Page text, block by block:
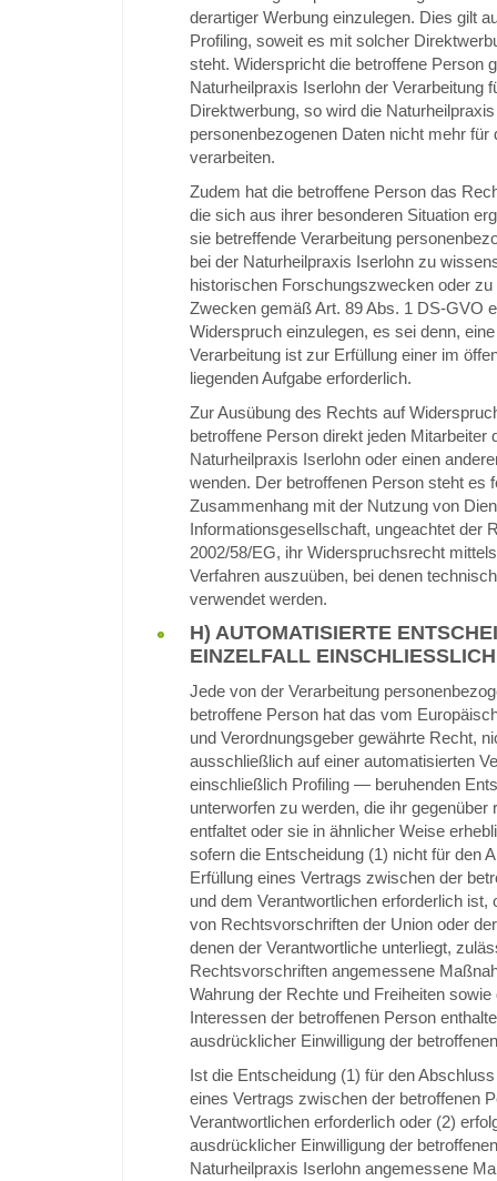
derartiger Werbung einzulegen. Dies gilt
Profiling, soweit es mit solcher
steht. Widerspricht die betroffene Person
Naturheilpraxis Iserlohn der Verarbeitung
Direktwerbung, so wird die
personenbezogenen Daten nicht mehr für
verarbeiten.
Zudem hat die betroffene Person das
die sich aus ihrer besonderen Situation
sie betreffende Verarbeitung
bei der Naturheilpraxis Iserlohn zu
historischen Forschungszwecken oder
Zwecken gemäß Art. 89 Abs. 1 DS-GVO
Widerspruch einzulegen, es sei denn,
Verarbeitung ist zur Erfüllung einer im
liegenden Aufgabe erforderlich.
Zur Ausübung des Rechts auf
betroffene Person direkt jeden Mitarbeiter
Naturheilpraxis Iserlohn oder einen
wenden. Der betroffenen Person steht es
Zusammenhang mit der Nutzung von
Informationsgesellschaft, ungeachtet der
2002/58/EG, ihr Widerspruchsrecht
Verfahren auszuüben, bei denen
verwendet werden.
H) AUTOMATISIERTE
EINZELFALL EINSCHLIESSLICH
Jede von der Verarbeitung
betroffene Person hat das vom
und Verordnungsgeber gewährte Recht,
ausschließlich auf einer automatisierten
einschließlich Profiling — beruhenden
unterworfen zu werden, die ihr gegenüber
entfaltet oder sie in ähnlicher Weise
sofern die Entscheidung (1) nicht für den
Erfüllung eines Vertrags zwischen der
und dem Verantwortlichen erforderlich ist,
von Rechtsvorschriften der Union oder
denen der Verantwortliche unterliegt,
Rechtsvorschriften angemessene
Wahrung der Rechte und Freiheiten
Interessen der betroffenen Person
ausdrücklicher Einwilligung der
Ist die Entscheidung (1) für den
eines Vertrags zwischen der betroffenen
Verantwortlichen erforderlich oder (2)
ausdrücklicher Einwilligung der
Naturheilpraxis Iserlohn angemessene